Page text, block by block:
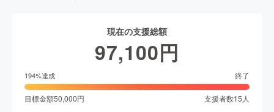
現在の支援総額
97,100円
194%達成 終了
目標金額50,000円 支援者数15 人